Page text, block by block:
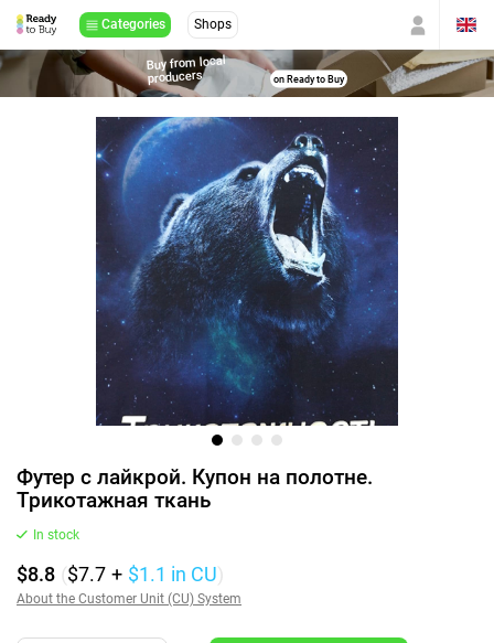
Categories Shops
Buy from local
producers on Ready to Buy
Футер с лайкрой. Купон на полотне.
Трикотажная ткань
In stock
$8.8 ($7.7 + $1.1 in CU)
About the Customer Unit (CU) System